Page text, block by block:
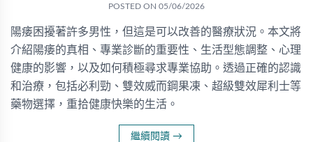
POSTED ON 05/06/2026
陽痿困擾著許多男性，但這是可以改善的醫療狀況。本文將
介紹陽痿的真相、專業診斷的重要性、生活型態調整、心理
健康的影響，以及如何積極尋求專業協助。透過正確的認識
和治療，包括必利勁、雙效威而鋼果凍、超級雙效犀利士等
藥物選擇，重拾健康快樂的生活。
繼續閱讀 →